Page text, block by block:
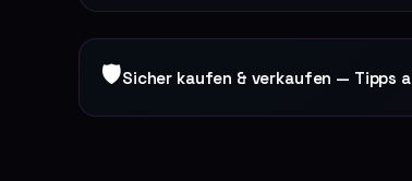
🛡Sicher kaufen & verkaufen — Tipps